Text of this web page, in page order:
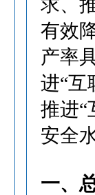
求、
有效
产率
进“互
推进“
安全
一、